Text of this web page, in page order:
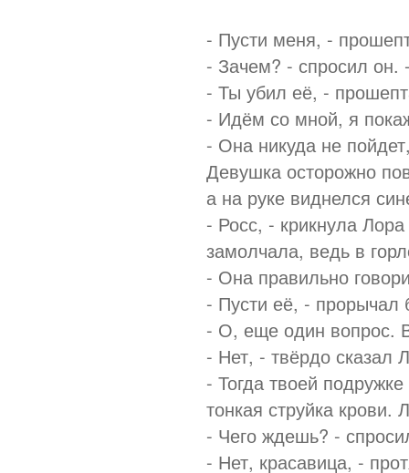
- Пусти меня, -
- Зачем? - спросил он.
- Ты убил её, -
- Идём со мной, я
- Она никуда не
Девушка осторожно
а на руке виднелся
- Росс, - крикнула
замолчала, ведь в
- Она правильно
- Пусти её, - прорычал
- О, еще один вопрос.
- Нет, - твёрдо сказал
- Тогда твоей
тонкая струйка крови.
- Чего ждешь? -
- Нет, красавица, -